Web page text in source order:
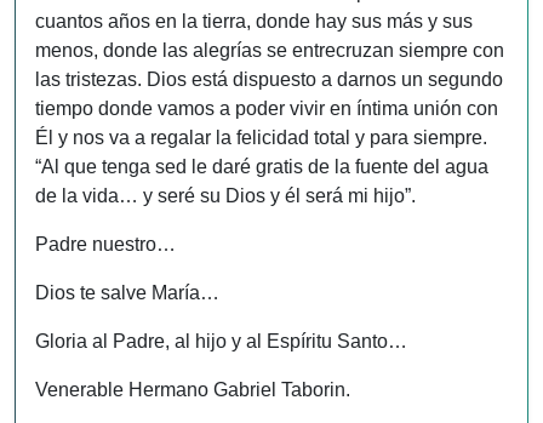
Padre nuestro…
Dios te salve María…
Gloria al Padre, al hijo y al Espíritu Santo…
Venerable Hermano Gabriel Taborin.